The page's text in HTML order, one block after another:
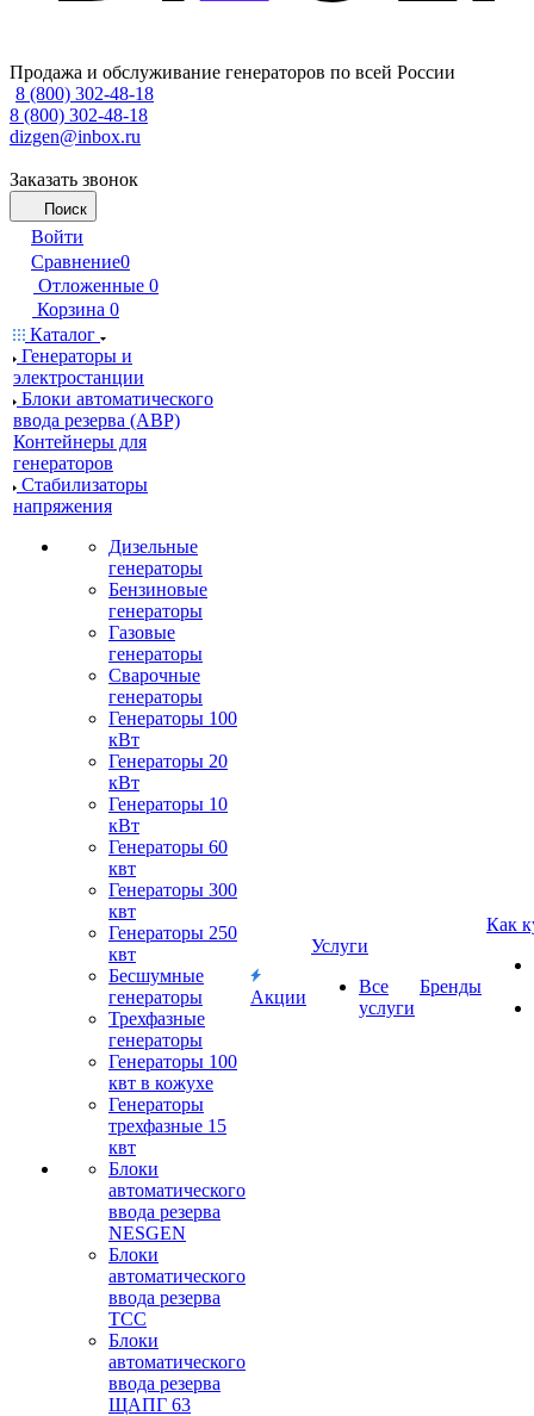
Продажа и обслуживание генераторов по всей России
8 (800) 302-48-18
8 (800) 302-48-18
dizgen@inbox.ru
Заказать звонок
Поиск
Войти
Сравнение0
Отложенные 0
Корзина 0
Каталог
Генераторы и
электростанции
Блоки автоматического
ввода резерва (АВР)
Контейнеры для
генераторов
Стабилизаторы
напряжения
Дизельные
генераторы
Бензиновые
генераторы
Газовые
генераторы
Сварочные
генераторы
Генераторы 100
кВт
Генераторы 20
кВт
Генераторы 10
кВт
Генераторы 60
квт
Генераторы 300
квт
Генераторы 250
квт
Бесшумные
генераторы
Трехфазные
генераторы
Генераторы 100
квт в кожухе
Генераторы
трехфазные 15
квт
Блоки
автоматического
ввода резерва
NESGEN
Блоки
автоматического
ввода резерва
ТСС
Блоки
автоматического
ввода резерва
ЩАПГ 63
Акции
Услуги
Все
услуги
Бренды
Как